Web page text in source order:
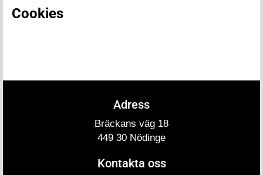
Cookies
Adress
Bräckans väg 18
449 30 Nödinge
Kontakta oss